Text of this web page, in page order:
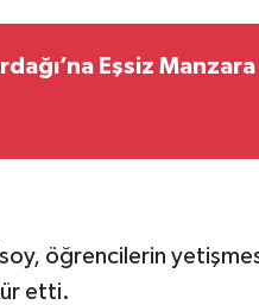
Eşsiz Manzara
öğrencilerin
etti.